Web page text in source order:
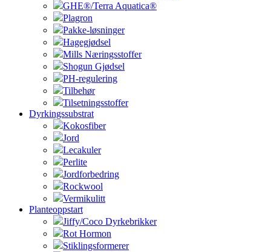
GHE®/Terra Aquatica®
Plagron
Pakke-løsninger
Hagegjødsel
Mills Næringsstoffer
Shogun Gjødsel
PH-regulering
Tilbehør
Tilsetningsstoffer
Dyrkingssubstrat
Kokosfiber
Jord
Lecakuler
Perlite
Jordforbedring
Rockwool
Vermikulitt
Planteoppstart
Jiffy/Coco Dyrkebrikker
Rot Hormon
Stiklingsformerer